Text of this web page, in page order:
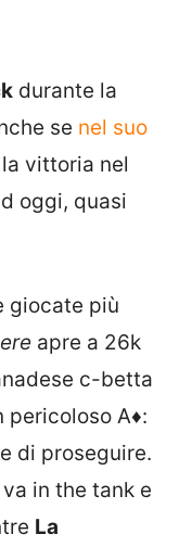
durante la
se nel suo
vittoria nel
oggi, quasi
giocate più
apre a 26k
c-betta
pericoloso A♦:
di proseguire.
in the tank e
La